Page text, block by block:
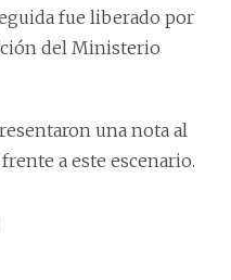
fue liberado por
del Ministerio
una nota al
a este escenario.